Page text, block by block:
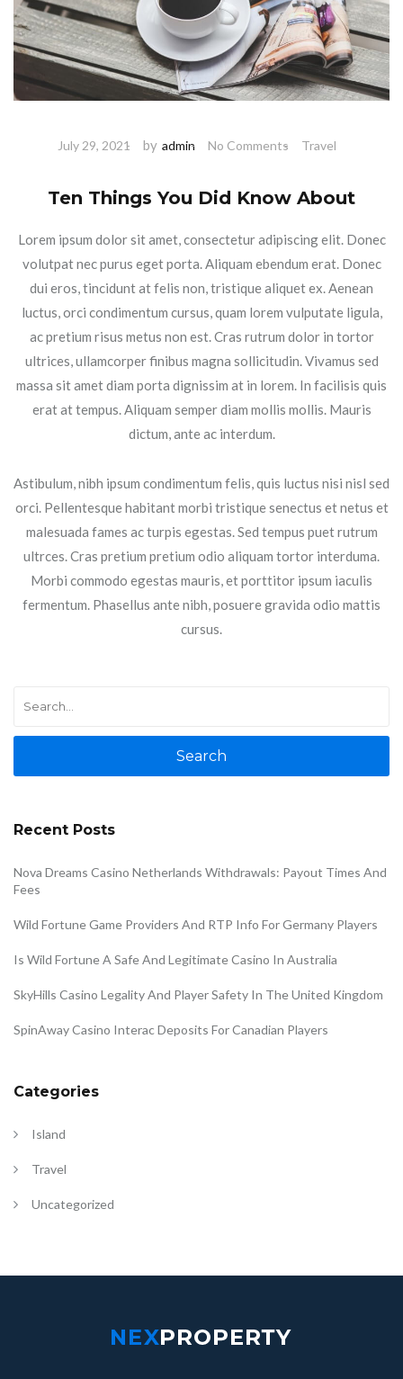
July 29, 2021 by admin No Comments Travel
Ten Things You Did Know About
Lorem ipsum dolor sit amet, consectetur adipiscing elit. Donec
volutpat nec purus eget porta. Aliquam ebendum erat. Donec
dui eros, tincidunt at felis non, tristique aliquet ex. Aenean
luctus, orci condimentum cursus, quam lorem vulputate ligula,
ac pretium risus metus non est. Cras rutrum dolor in tortor
ultrices, ullamcorper finibus magna sollicitudin. Vivamus sed
massa sit amet diam porta dignissim at in lorem. In facilisis quis
erat at tempus. Aliquam semper diam mollis mollis. Mauris
dictum, ante ac interdum.
Astibulum, nibh ipsum condimentum felis, quis luctus nisi nisl sed
orci. Pellentesque habitant morbi tristique senectus et netus et
malesuada fames ac turpis egestas. Sed tempus puet rutrum
ultrces. Cras pretium pretium odio aliquam tortor interduma.
Morbi commodo egestas mauris, et porttitor ipsum iaculis
fermentum. Phasellus ante nibh, posuere gravida odio mattis
cursus.
Search
Recent Posts
Nova Dreams Casino Netherlands Withdrawals: Payout Times And
Fees
Wild Fortune Game Providers And RTP Info For Germany Players
Is Wild Fortune A Safe And Legitimate Casino In Australia
SkyHills Casino Legality And Player Safety In The United Kingdom
SpinAway Casino Interac Deposits For Canadian Players
Categories
Island
Travel
Uncategorized